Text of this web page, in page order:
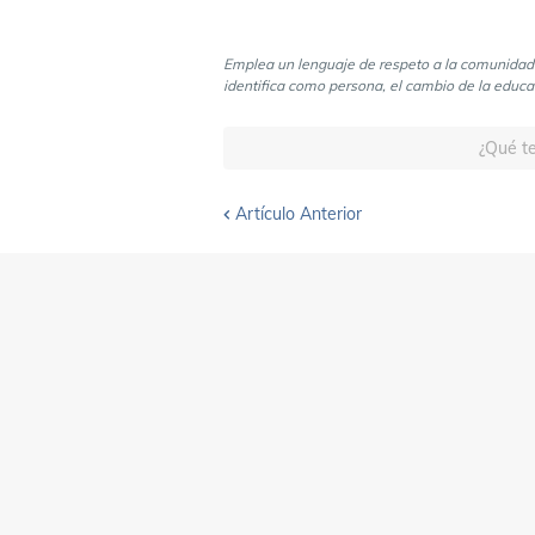
Emplea un lenguaje de respeto a la
identifica como persona, el cambio de la
¿Qué
Artículo Anterior